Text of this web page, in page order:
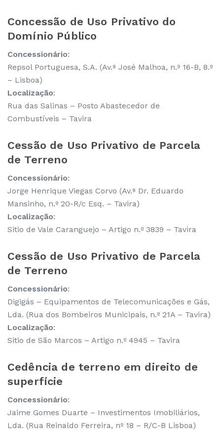
Concessão de Uso Privativo do
Domínio Público
Concessionário:
Repsol Portuguesa, S.A. (Av.ª José Malhoa, n.º 16-B, 8.º
– Lisboa)
Localização:
Rua das Salinas – Posto Abastecedor de
Combustíveis – Tavira
Cessão de Uso Privativo de Parcela
de Terreno
Concessionário:
Jorge Henrique Viegas Corvo (Av.ª Dr. Eduardo
Mansinho, n.º 20-R/c Esq. – Tavira)
Localização:
Sitio de Vale Caranguejo – Artigo n.º 3839 – Tavira
Cessão de Uso Privativo de Parcela
de Terreno
Concessionário:
Digigás – Equipamentos de Telecomunicações e Gás,
Lda. (Rua dos Bombeiros Municipais, n.º 21A – Tavira)
Localização:
Sitio de São Marcos – Artigo n.º 4945 – Tavira
Cedência de terreno em direito de
superfície
Concessionário:
Jaime Gomes Duarte – Investimentos Imobiliários,
Lda. (Rua Reinaldo Ferreira, nº 18 – R/C-B Lisboa)